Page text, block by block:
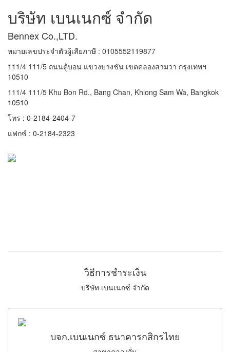
บริษัท เบนเนกซ์ จำกัด
Bennex Co.,LTD.
หมายเลขประจำตัวผู้เสียภาษี : 0105552119877
111/4 111/5 ถนนคู้บอน แขวงบางชัน เขตคลองสามวา กรุงเทพฯ
10510
111/4 111/5 Khu Bon Rd., Bang Chan, Khlong Sam Wa, Bangkok
10510
โทร : 0-2184-2404-7
แฟกซ์ : 0-2184-2323
วิธีการชำระเงิน
บริษัท เบนเนกซ์ จำกัด
บจก.เบนเนกซ์ ธนาคารกสิกรไทย